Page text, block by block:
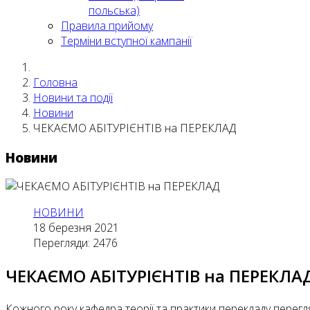
польська)
Правила прийому
Терміни вступної кампанії
Головна
Новини та події
Новини
ЧЕКАЄМО АБІТУРІЄНТІВ на ПЕРЕКЛАД
Новини
НОВИНИ
18 березня 2021
Перегляди: 2476
ЧЕКАЄМО АБІТУРІЄНТІВ на